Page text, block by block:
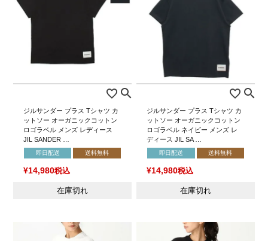
ジルサンダー プラス Tシャツ カ
ットソー オーガニックコットン
ロゴラベル メンズ レディース
JIL SANDER …
即日配送 送料無料
¥14,980税込
在庫切れ
ジルサンダー プラス Tシャツ カ
ットソー オーガニックコットン
ロゴラベル ネイビー メンズ レ
ディース JIL SA …
即日配送 送料無料
¥14,980税込
在庫切れ